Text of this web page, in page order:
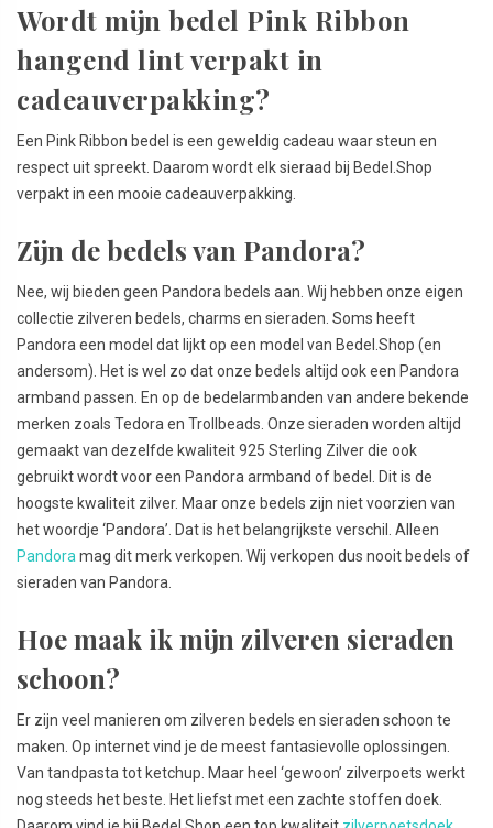
Wordt mijn bedel Pink Ribbon
hangend lint verpakt in
cadeauverpakking?
Een Pink Ribbon bedel is een geweldig cadeau waar steun en
respect uit spreekt. Daarom wordt elk sieraad bij Bedel.Shop
verpakt in een mooie cadeauverpakking.
Zijn de bedels van Pandora?
Nee, wij bieden geen Pandora bedels aan. Wij hebben onze eigen
collectie zilveren bedels, charms en sieraden. Soms heeft
Pandora een model dat lijkt op een model van Bedel.Shop (en
andersom). Het is wel zo dat onze bedels altijd ook een Pandora
armband passen. En op de bedelarmbanden van andere bekende
merken zoals Tedora en Trollbeads. Onze sieraden worden altijd
gemaakt van dezelfde kwaliteit 925 Sterling Zilver die ook
gebruikt wordt voor een Pandora armband of bedel. Dit is de
hoogste kwaliteit zilver. Maar onze bedels zijn niet voorzien van
het woordje ‘Pandora’. Dat is het belangrijkste verschil. Alleen
Pandora mag dit merk verkopen. Wij verkopen dus nooit bedels of
sieraden van Pandora.
Hoe maak ik mijn zilveren sieraden
schoon?
Er zijn veel manieren om zilveren bedels en sieraden schoon te
maken. Op internet vind je de meest fantasievolle oplossingen.
Van tandpasta tot ketchup. Maar heel ‘gewoon’ zilverpoets werkt
nog steeds het beste. Het liefst met een zachte stoffen doek.